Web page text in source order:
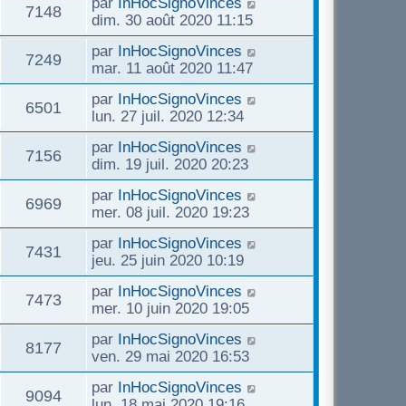
g
e
s
s
a
g
e
r
m
s
s
a
g
e
e
n
i
e
r
m
s
s
a
g
e
7148V
e
e
r
n
i
e
r
m
s
s
a
g
e
dim. 30 août 2020 11:15
7249
e
D
e
r
n
i
e
r
m
s
s
a
g
e
par InHocSignoVinces
mar. 11 août 2020 11:47
6501
e
D
e
r
n
i
e
r
m
s
s
a
g
e
par InHocSignoVinces
lun. 27 juil. 2020 12:34
7156V
e
D
e
r
n
i
e
r
m
s
s
a
g
e
par InHocSignoVinces
dim. 19 juil. 2020 20:23
6969
e
D
e
r
n
i
e
r
m
s
s
a
g
par InHocSignoVinces
mer. 08 juil. 2020 19:23
7431
e
D
e
r
n
i
e
r
m
s
par InHocSignoVinces
jeu. 25 juin 2020 10:19
7473V
e
D
e
r
n
i
e
r
par InHocSignoVinces
mer. 10 juin 2020 19:05
8177
D
e
r
n
par InHocSignoVinces
ven. 29 mai 2020 16:53
9094V
D
par InHocSignoVinces